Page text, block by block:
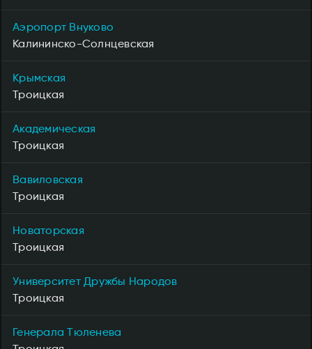
Аэропорт Внуково
Калининско-Солнцевская
Крымская
Троицкая
Академическая
Троицкая
Вавиловская
Троицкая
Новаторская
Троицкая
Университет Дружбы Народов
Троицкая
Генерала Тюленева